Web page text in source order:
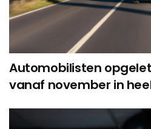
Automobilisten
vanaf november in